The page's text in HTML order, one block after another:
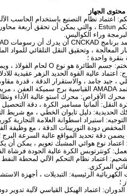
الجهاز
اعتماد نظام التصنيع باستخدام
وراء الكواليس.
المعالجة ، وتحقيق النقل التلقائي للمواد
واحدة ؛
، جيد جامد ، والاستقرار الدقة ، قدرة
المخفض دودة التوربينات الدقة ، مع
دقة تحديد المواقع عالية السرعة البرج
اعتماد نظام التحكم الآلي لمحطة
المركزي.
؛
الدوران: اعتماد الهيكل القياسي لآلية